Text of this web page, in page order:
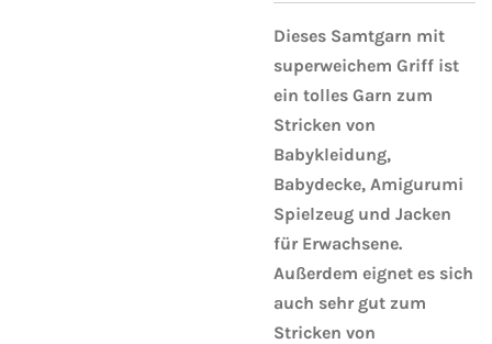
Dieses Samtgarn mit
superweichem Griff ist
ein tolles Garn zum
Stricken von
Babykleidung,
Babydecke, Amigurumi
Spielzeug und Jacken
für Erwachsene.
Außerdem eignet es sich
auch sehr gut zum
Stricken von